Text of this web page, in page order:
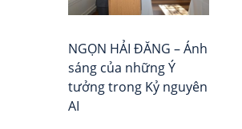
NGỌN HẢI ĐĂNG – Ánh
sáng của những Ý
tưởng trong Kỷ nguyên
AI